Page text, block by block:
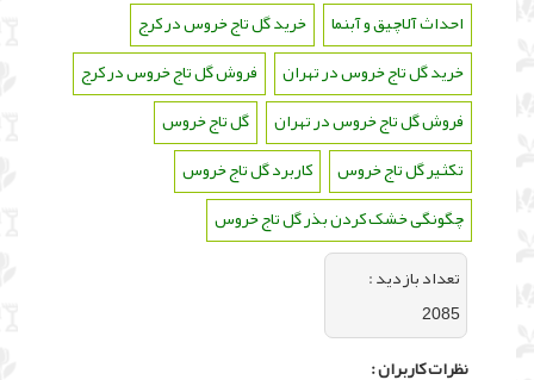
احداث آلاچیق و آبنما
خرید گل تاج خروس در کرج
خرید گل تاج خروس در تهران
فروش گل تاج خروس در کرج
فروش گل تاج خروس در تهران
گل تاج خروس
تکثیر گل تاج خروس
کاربرد گل تاج خروس
چگونگی خشک کردن بذر گل تاج خروس
تعداد بازديد :
2085
نظرات كاربران :